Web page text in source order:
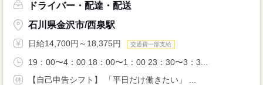
ドライバー・配達・配送
石川県金沢市/西泉駅
日給14,700円～18,375円 交通費一部支給
19：00〜4：00 18：00〜1：00 23：30〜3：3...
【自己申告シフト】 「平日だけ働きたい」 ...